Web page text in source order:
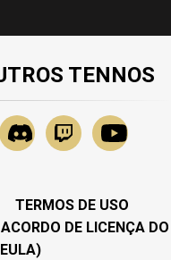
TENNOS
TERMOS DE USO
ACORDO DE LICENÇA DO